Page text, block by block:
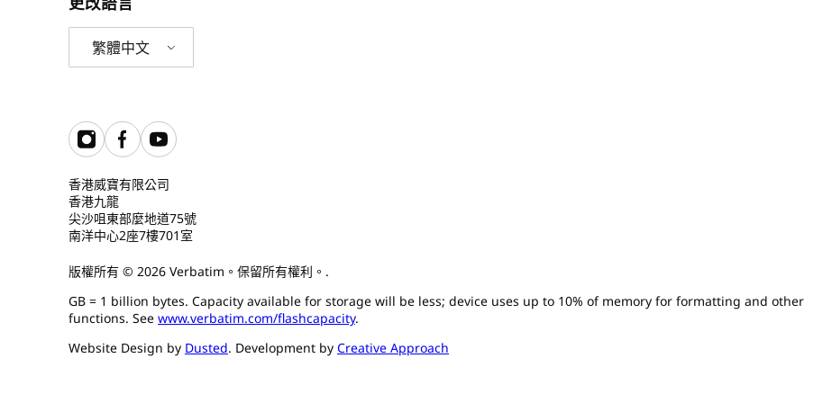
繁體中文
香港威寶有限公司
香港九龍
尖沙咀東部麼地道75號
南洋中心2座7樓701室
版權所有 © 2026 Verbatim。保留所有權利。.
GB = 1 billion bytes. Capacity available for storage will be less; device uses up to 10% of memory for formatting and other
functions. See www.verbatim.com/flashcapacity.
Website Design by Dusted. Development by Creative Approach